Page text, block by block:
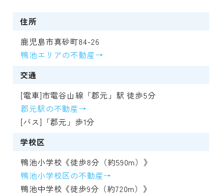
住所
鹿児島市真砂町84-26
鴨池エリアの不動産→
交通
[電車]市電谷山線「郡元」駅 徒歩5分
郡元駅の不動産→
[バス]「郡元」歩1分
学校区
鴨池小学校《徒歩8分（約590m）》
鴨池小学校区の不動産→
鴨池中学校《徒歩9分（約720m）》